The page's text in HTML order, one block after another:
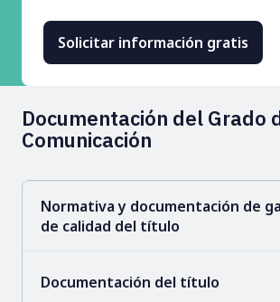
Documentación del Grado
Comunicación
Normativa y documentación de
de calidad del título
Documentación del título